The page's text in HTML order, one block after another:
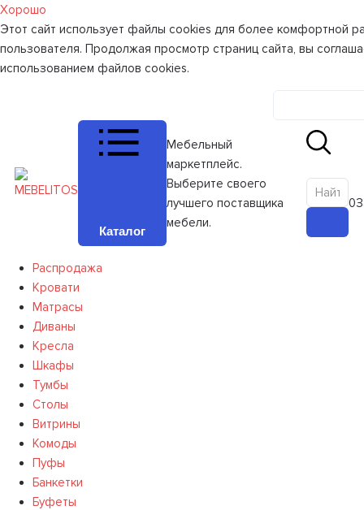
Хорошо
Этот сайт использует файлы cookies для более комфортной
пользователя. Продолжая просмотр страниц сайта, вы
использованием файлов cookies.
Каталог
Мебельный
маркетплейс.
Выберите своего
лучшего поставщика
мебели.
0
Распродажа
Кровати
Матрасы
Диваны
Кресла
Шкафы
Тумбы
Столы
Витрины
Комоды
Пуфы
Банкетки
Буфеты